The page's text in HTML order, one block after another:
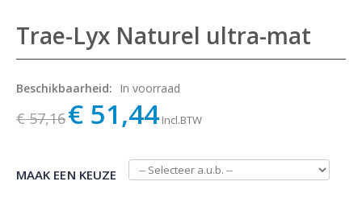
Trae-Lyx Naturel ultra-mat
Beschikbaarheid: In voorraad
€ 57,16€ 51,44 Incl.BTW
MAAK EEN KEUZE